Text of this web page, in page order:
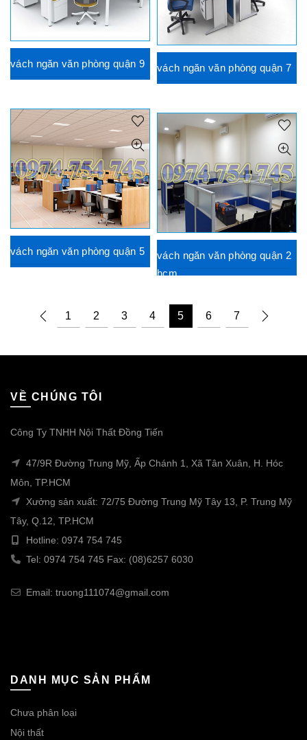
vách ngăn văn phòng quận 9 vách ngăn văn phòng quận 7
vách ngăn văn phòng quận 5
vách ngăn văn phòng quận 2
hcm
1 2 3 4 5 6 7
VỀ CHÚNG TÔI
Công Ty TNHH Nội Thất Đồng Tiến
47/9R Đường Trung Mỹ, Ấp Chánh 1, Xã Tân Xuân, H. Hóc
Môn, TP.HCM
Xưởng sản xuất: 72/75 Đường Trung Mỹ Tây 13, P. Trung Mỹ
Tây, Q.12, TP.HCM
Hotline: 0974 754 745
Tel: 0974 754 745 Fax: (08)6257 6030
Email: truong111074@gmail.com
DANH MỤC SẢN PHẨM
Chưa phân loại
Nội thất